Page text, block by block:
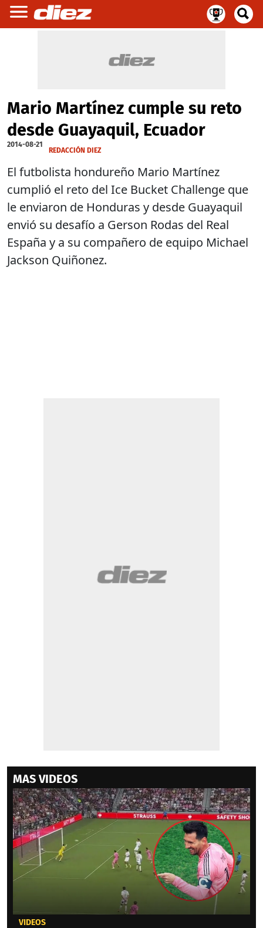
Mario Martínez cumple su reto
desde Guayaquil, Ecuador
2014-08-21
REDACCIÓN DIEZ
El futbolista hondureño Mario Martínez
cumplió el reto del Ice Bucket Challenge que
le enviaron de Honduras y desde Guayaquil
envió su desafío a Gerson Rodas del Real
España y a su compañero de equipo Michael
Jackson Quiñonez.
MAS VIDEOS
VIDEOS